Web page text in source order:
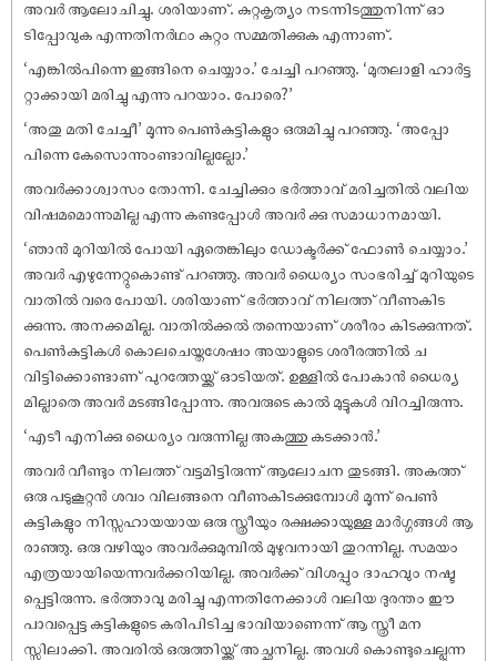
അവർ ആലോചിച്ചു. ശരിയാണ്. കുറ്റകൃത്യം നടന്നിടത്തുനിന്ന് ഓ
ടിപ്പോവുക എന്നതിനർഥം കുറ്റം സമ്മതിക്കുക എന്നാണ്.
‘എങ്കിൽപിന്നെ ഇങ്ങിനെ ചെയ്യാം.’ ചേച്ചി പറഞ്ഞു. ‘മുതലാളി ഹാർട്ട
റ്റാക്കായി മരിച്ചു എന്നു പറയാം. പോരെ?’
‘അതു മതി ചേച്ചീ’ മൂന്നു പെൺകുട്ടികളും ഒരുമിച്ചു പറഞ്ഞു. ‘അപ്പോ
പിന്നെ കേസൊന്നുംണ്ടാവില്ലല്ലോ.’
അവർക്കാശ്വാസം തോന്നി. ചേച്ചിക്കും ഭർത്താവ് മരിച്ചതിൽ വലിയ
വിഷമമൊന്നുമില്ല എന്നു കണ്ടപ്പോൾ അവർ ക്കു സമാധാനമായി.
‘ഞാൻ മുറിയിൽ പോയി ഏതെങ്കിലും ഡോക്ടർക്ക് ഫോൺ ചെയ്യാം.’
അവർ എഴുന്നേറ്റുകൊണ്ട് പറഞ്ഞു. അവർ ധൈര്യം സംഭരിച്ച് മുറിയുടെ
വാതിൽ വരെ പോയി. ശരിയാണ് ഭർത്താവ് നിലത്ത് വീണുകിട
ക്കുന്നു. അനക്കമില്ല. വാതിൽക്കൽ തന്നെയാണ് ശരീരം കിടക്കുന്നത്.
പെൺകുട്ടികൾ കൊലചെയ്തശേഷം അയാളുടെ ശരീരത്തിൽ ച
വിട്ടിക്കൊണ്ടാണ് പുറത്തേയ്ക്ക് ഓടിയത്. ഉള്ളിൽ പോകാൻ ധൈര്യ
മില്ലാതെ അവർ മടങ്ങിപ്പോന്നു. അവരുടെ കാൽ മുട്ടുകൾ വിറച്ചിരുന്നു.
‘എടീ എനിക്കു ധൈര്യം വരുന്നില്ല അകത്തു കടക്കാൻ.’
അവർ വീണ്ടും നിലത്ത് വട്ടമിട്ടിരുന്ന് ആലോചന തുടങ്ങി. അകത്ത്
ഒരു പടുകൂറ്റൻ ശവം വിലങ്ങനെ വീണുകിടക്കുമ്പോൾ മൂന്ന് പെൺ
കുട്ടികളും നിസ്സഹായയായ ഒരു സ്ത്രീയും രക്ഷക്കായുള്ള മാർഗ്ഗങ്ങൾ ആ
രാഞ്ഞു. ഒരു വഴിയും അവർക്കുമുമ്പിൽ മുഴുവനായി തുറന്നില്ല. സമയം
എത്രയായിയെന്നവർക്കറിയില്ല. അവർക്ക് വിശപ്പും ദാഹവും നഷ്ട
പ്പെട്ടിരുന്നു. ഭർത്താവു മരിച്ചു എന്നതിനേക്കാൾ വലിയ ദുരന്തം ഈ
പാവപ്പെട്ട കുട്ടികളുടെ കരിപിടിച്ച ഭാവിയാണെന്ന് ആ സ്ത്രീ മന
സ്സിലാക്കി. അവരിൽ ഒരുത്തിയ്ക്ക് അച്ഛനില്ല. അവൾ കൊണ്ടുചെല്ലുന്ന